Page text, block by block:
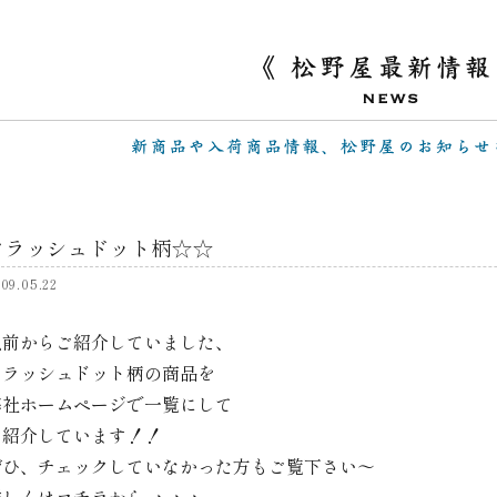
ラッシュドット柄☆☆
からご紹介していました、
ッシュドット柄の商品を
ホームページで一覧にして
介しています！！
、チェックしていなかった方もご覧下さい～